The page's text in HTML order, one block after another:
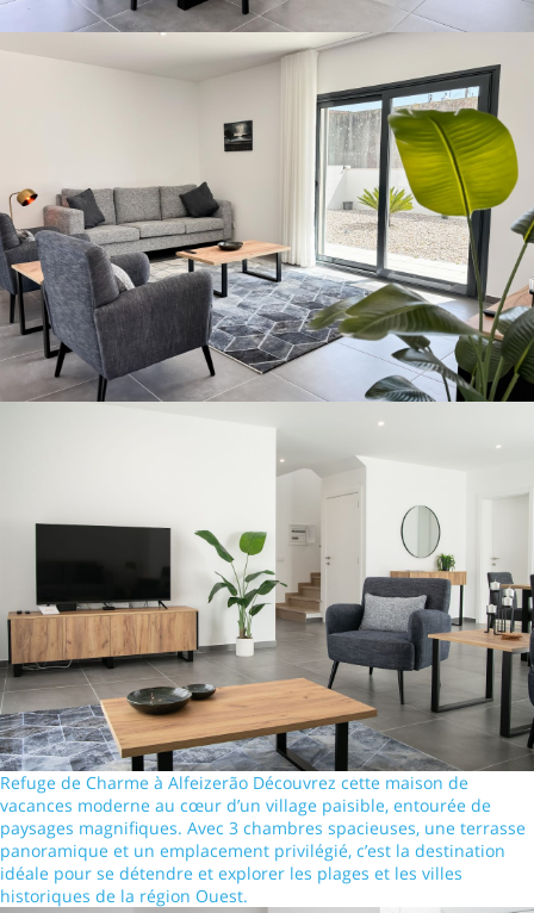
Refuge de Charme à Alfeizerão Découvrez cette maison de
vacances moderne au cœur d’un village paisible, entourée de
paysages magnifiques. Avec 3 chambres spacieuses, une terrasse
panoramique et un emplacement privilégié, c’est la destination
idéale pour se détendre et explorer les plages et les villes
historiques de la région Ouest.